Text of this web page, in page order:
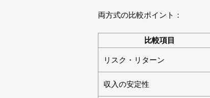
両方式の比較ポイント：
比較項目
リスク・リターン
収入の安定性